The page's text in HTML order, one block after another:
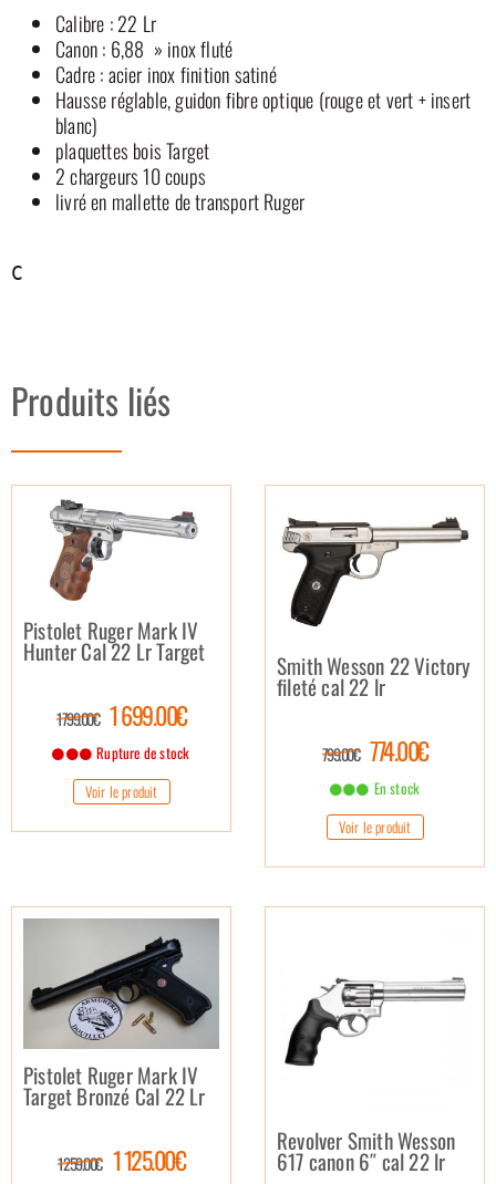
Calibre : 22 Lr
Canon : 6,88 » inox fluté
Cadre : acier inox finition satiné
Hausse réglable, guidon fibre optique (rouge et vert + insert
blanc)
plaquettes bois Target
2 chargeurs 10 coups
livré en mallette de transport Ruger
C
Produits liés
Pistolet Ruger Mark IV
Hunter Cal 22 Lr Target
1 799.00€ 1 699.00€
Rupture de stock
Voir le produit
Smith Wesson 22 Victory
fileté cal 22 lr
799.00€ 774.00€
En stock
Voir le produit
Pistolet Ruger Mark IV
Target Bronzé Cal 22 Lr
1 259.00€ 1 125.00€
Revolver Smith Wesson
617 canon 6″ cal 22 lr